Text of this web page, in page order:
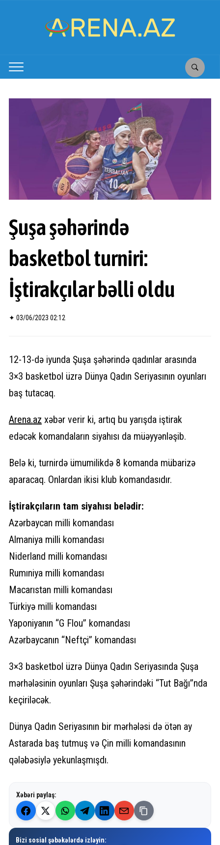
Şuşa şəhərində
basketbol turniri:
İştirakçılar bəlli oldu
✦ 03/06/2023 02:12
12-13-də iyunda Şuşa şəhərində qadınlar arasında
3×3 basketbol üzrə Dünya Qadın Seriyasının oyunları
baş tutacaq.
Arena.az xəbər verir ki, artıq bu yarışda iştirak
edəcək komandaların siyahısı da müəyyənləşib.
Belə ki, turnirdə ümumilikdə 8 komanda mübarizə
aparacaq. Onlardan ikisi klub komandasıdır.
İştirakçıların tam siyahısı belədir:
Azərbaycan milli komandası
Almaniya milli komandası
Niderland milli komandası
Rumıniya milli komandası
Macarıstan milli komandası
Türkiyə milli komandası
Yaponiyanın “G Flou” komandası
Azərbaycanın “Neftçi” komandası
3×3 basketbol üzrə Dünya Qadın Seriyasında Şuşa
mərhələsinin oyunları Şuşa şəhərindəki “Tut Bağı”nda
keçiriləcək.
Dünya Qadın Seriyasının bir mərhələsi də ötən ay
Astarada baş tutmuş və Çin milli komandasının
qələbəsiylə yekunlaşmışdı.
Xəbəri paylaş:
Bizi sosial şəbəkələrdə izləyin: